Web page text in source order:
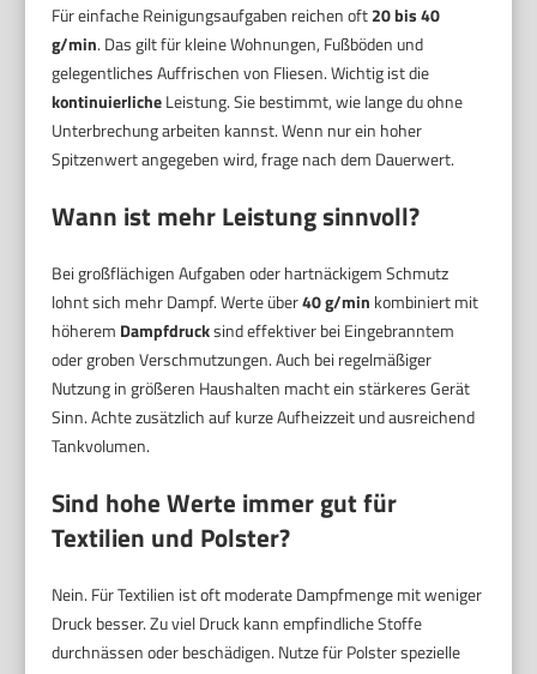
Für einfache Reinigungsaufgaben reichen oft20 bis 40
g/min. Das gilt für kleine Wohnungen, Fußböden und
gelegentliches Auffrischen von Fliesen. Wichtig ist die
kontinuierlicheLeistung. Sie bestimmt, wie lange du ohne
Unterbrechung arbeiten kannst. Wenn nur ein hoher
Spitzenwert angegeben wird, frage nach dem Dauerwert.
Wann ist mehr Leistung sinnvoll?
Bei großflächigen Aufgaben oder hartnäckigem Schmutz
lohnt sich mehr Dampf. Werte über40 g/min kombiniert mit
höherem Dampfdrucksind effektiver bei Eingebranntem
oder groben Verschmutzungen. Auch bei regelmäßiger
Nutzung in größeren Haushalten macht ein stärkeres Gerät
Sinn. Achte zusätzlich auf kurze Aufheizzeit und ausreichend
Tankvolumen.
Sind hohe Werte immer gut für
Textilien und Polster?
Nein. Für Textilien ist oft moderate Dampfmenge mit weniger
Druck besser. Zu viel Druck kann empfindliche Stoffe
durchnässen oder beschädigen. Nutze für Polster spezielle